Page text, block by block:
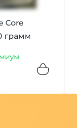
Core
грамм